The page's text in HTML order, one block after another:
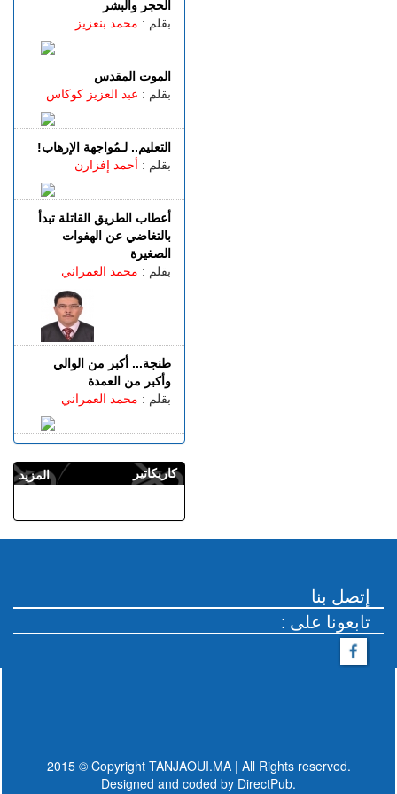
الحجر والبشر
بقلم : محمد بنعزيز
الموت المقدس
بقلم : عبد العزيز كوكاس
التعليم.. لـمُواجهة الإرهاب!
بقلم : أحمد إفزارن
أعطاب الطريق القاتلة تبدأ
بالتغاضي عن الهفوات
الصغيرة
بقلم : محمد العمراني
طنجة... أكبر من الوالي
وأكبر من العمدة
بقلم : محمد العمراني
المزيد كاريكاتير
إتصل بنا
: تابعونا على
2015 © Copyright TANJAOUI.MA | All Rights reserved.
Designed and coded by DirectPub.